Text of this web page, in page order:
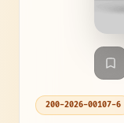
200-2026-00107-6